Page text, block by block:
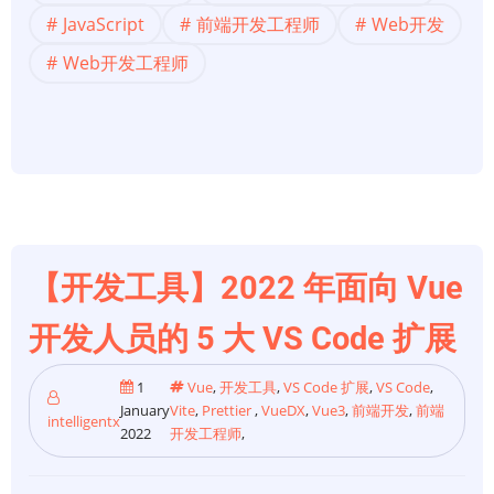
后
个
夹
结
构
JavaScript
前端开发工程师
Web开发
Web开发工程师
【开发工具】2022 年面向 Vue
开发人员的 5 大 VS Code 扩展
intelligentx
1
January
2022
Vue,开发工具,VS Code 扩展,VS Code,
Vite, Prettier,VueDX,Vue3,前端开发,前端
开发工程师,